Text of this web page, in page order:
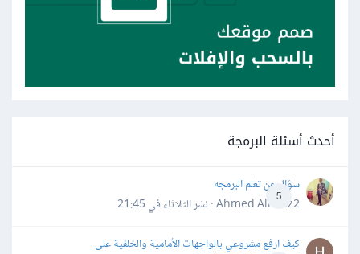
أحدث أسئلة البرمجة
5
سؤال عن تعلم البرمجه
Ahmed Alhafiz2 · نشر
الثلاثاء في 21:45
كيف ارفع مشروعي بالواجهات الأمامية والخلفية على